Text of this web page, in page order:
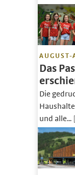
AUGUST-
Das
Die
und alle...